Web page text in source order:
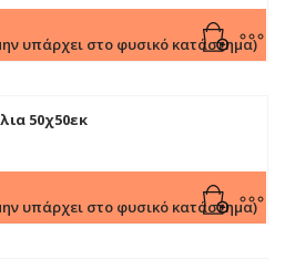
υπάρχει στο φυσικό κατάστημα)
50χ50εκ
υπάρχει στο φυσικό κατάστημα)